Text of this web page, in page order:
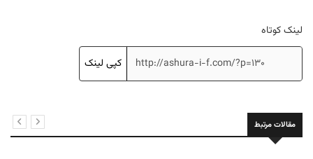
لینک کوتاه
کپی لینک
مقالات مرتبط